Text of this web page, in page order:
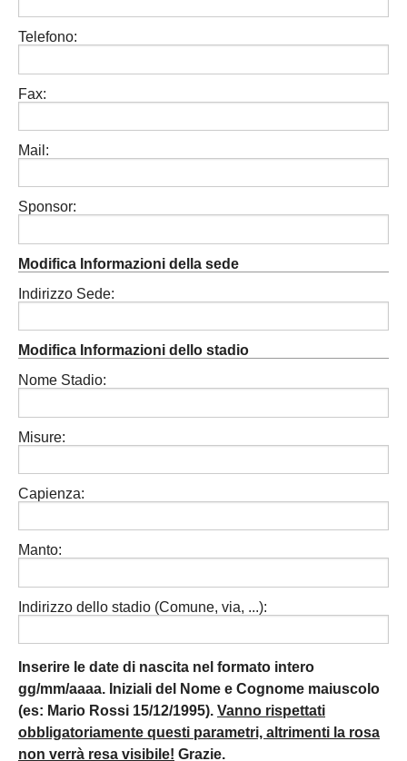
Carica la tua Rosa
PRIMA
TERZA
Telefono:
Fax:
Mail:
Sponsor:
Modifica Informazioni della sede
Indirizzo Sede:
Modifica Informazioni dello stadio
Nome Stadio:
Misure:
Capienza:
Manto:
Indirizzo dello stadio (Comune, via, ...):
Inserire le date di nascita nel formato intero
gg/mm/aaaa. Iniziali del Nome e Cognome maiuscolo
(es: Mario Rossi 15/12/1995). Vanno rispettati
obbligatoriamente questi parametri, altrimenti la rosa
non verrà resa visibile! Grazie.